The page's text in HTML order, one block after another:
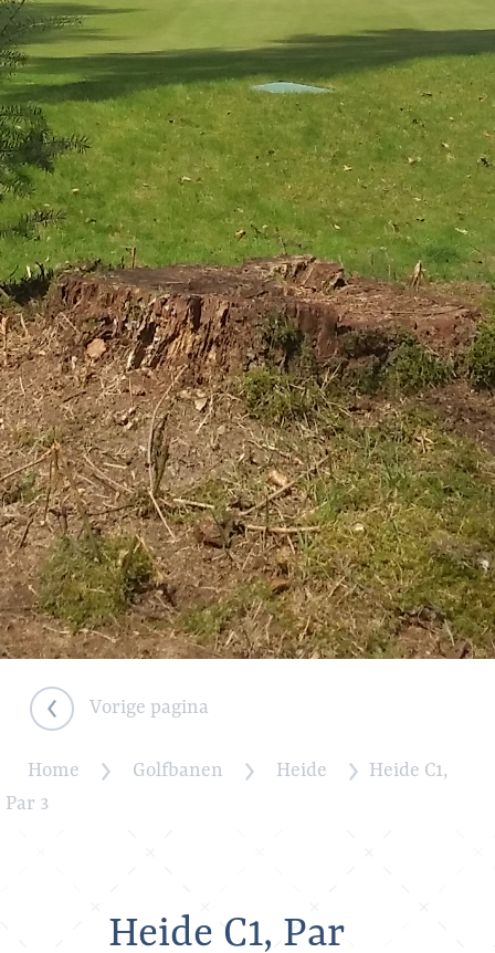
Vorige pagina
Home Golfbanen Heide
Heide C1,
Par 3
Heide C1, Par